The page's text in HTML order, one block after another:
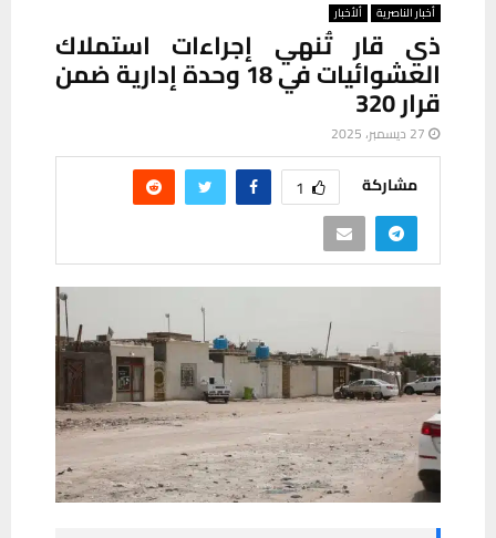
أخبار الناصرية ألأخبار
ذي قار تُنهي إجراءات استملاك
العشوائيات في 18 وحدة إدارية ضمن
قرار 320
27 ديسمبر، 2025
مشاركة 1